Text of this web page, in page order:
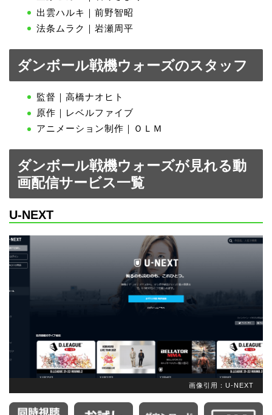
出雲ハルキ｜前野智昭
法条ムラク｜岩瀬周平
ダンボール戦機ウォーズのスタッフ
監督｜高橋ナオヒト
原作｜レベルファイブ
アニメーション制作｜ＯＬＭ
ダンボール戦機ウォーズが見れる動
画配信サービス一覧
U-NEXT
画像引用：U-NEXT